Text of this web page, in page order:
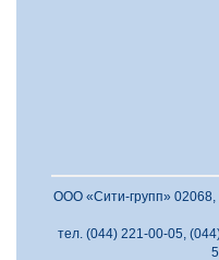
ООО «Сити-групп» 02068,
тел. (044) 221-00-05,